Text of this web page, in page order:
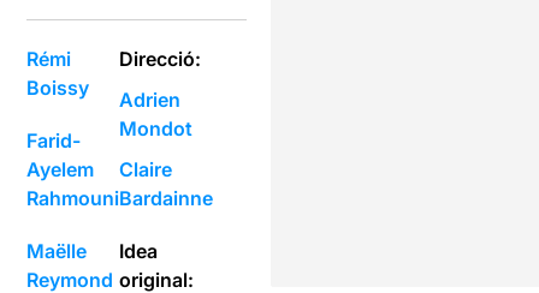
Rémi
Boissy
Farid-
Ayelem
Rahmouni
Maëlle
Reymond
Direcció:
Adrien
Mondot
Claire
Bardainne
Idea
original: